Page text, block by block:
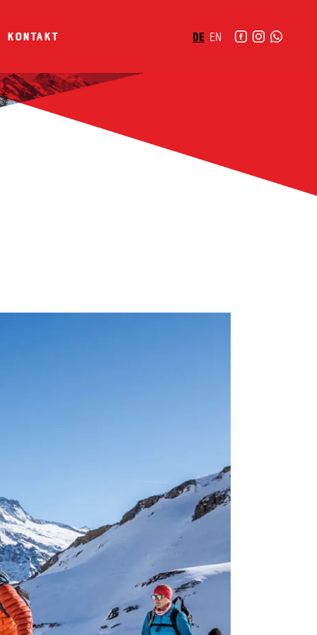
Kontakt DE EN